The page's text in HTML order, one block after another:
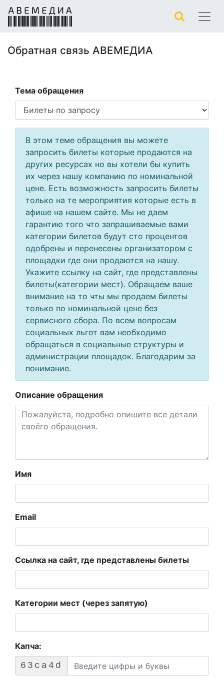
Обратная связь АВЕМЕДИА
Тема обращения
В этом теме обращения вы можете
запросить билеты которые продаются на
других ресурсах но вы хотели бы купить
их через нашу компанию по номинальной
цене. Есть возможность запросить билеты
только на те мероприятия которые есть в
афише на нашем сайте. Мы не даем
гарантию того что запрашиваемые вами
категории билетов будут сто процентов
одобрены и перенесены организатором с
площадки где они продаются на нашу.
Укажите ссылку на сайт, где представлены
билеты(категории мест). Обращаем ваше
внимание на то чты мы продаем билеты
только по номинальной цене без
сервисного сбора. По всем вопросам
социальных льгот вам необходимо
обращаться в социальные структуры и
администрации площадок. Благодарим за
понимание.
Описание обращения
Имя
Email
Ссылка на сайт, где представлены билеты
Категории мест (через запятую)
Капча:
63ca4d